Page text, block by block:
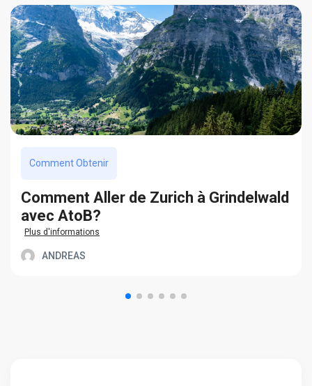
Comment Obtenir
Сomment Aller de Zurich à Grindelwald
avec AtoB?
Plus d'informations
ANDREAS